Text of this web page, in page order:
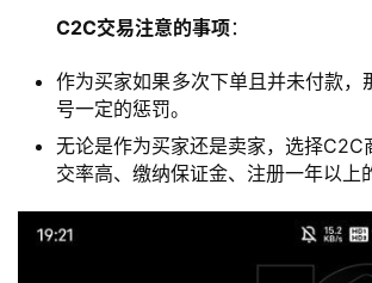
C2C交易注意的事项：
作为买家如果多次下单且并未付款，
号一定的惩罚。
无论是作为买家还是卖家，选择C2C
交率高、缴纳保证金、注册一年以上